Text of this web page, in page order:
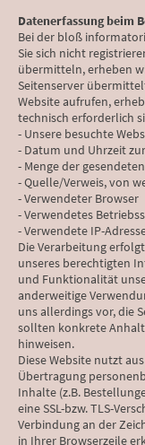
Datenerfassung beim
Bei der bloß
Sie sich nicht
übermitteln, erheben
Seitenserver
Website aufrufen,
technisch erforderlich
- Unsere besuchte
- Datum und Uhrzeit
- Menge der
- Quelle/Verweis, von
- Verwendeter Browser
- Verwendetes
- Verwendete IP-
Die Verarbeitung
unseres berechtigten
und Funktionalität
anderweitige
uns allerdings vor, die
sollten konkrete
hinweisen.
Diese Website nutzt
Übertragung
Inhalte (z.B.
eine SSL-bzw. TLS-
Verbindung an der
in Ihrer Browserzeile